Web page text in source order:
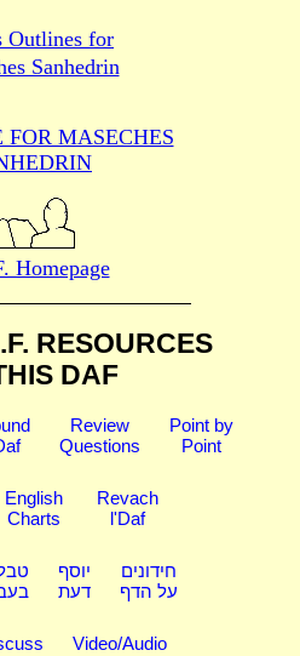
Outlines for
Sanhedrin
FOR MASECHES
Homepage
RESOURCES
DAF
Review
Questions
Point by
Point
English
Charts
Revach
l'Daf
יוסף
דעת
חידונים
על הדף
Video/Audio